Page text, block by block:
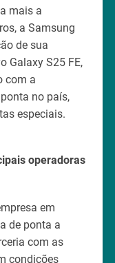
mais a
a Samsung
de sua
Galaxy S25 FE,
com a
no país,
especiais.
operadoras
em
de ponta a
com as
condições